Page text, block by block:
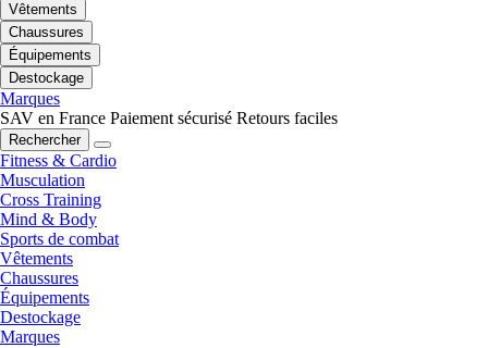
Vêtements
Chaussures
Équipements
Destockage
Marques
SAV en France Paiement sécurisé Retours faciles
Rechercher
Fitness & Cardio
Musculation
Cross Training
Mind & Body
Sports de combat
Vêtements
Chaussures
Équipements
Destockage
Marques